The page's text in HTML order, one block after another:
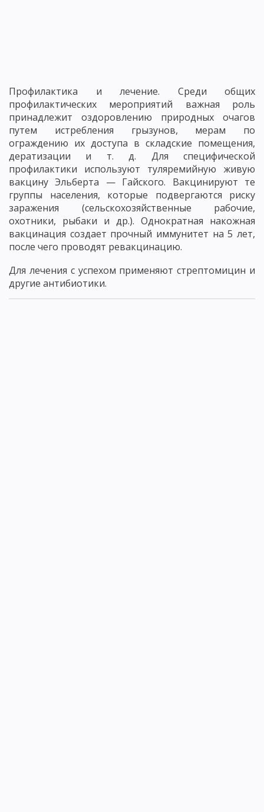
Профилактика и лечение. Среди общих
профилактических мероприятий важная роль
принадлежит оздоровлению природных очагов
путем истребления грызунов, мерам по
ограждению их доступа в складские помещения,
дератизации и т. д. Для специфической
профилактики используют туляремийную живую
вакцину Эльберта — Гайского. Вакцинируют те
группы населения, которые подвергаются риску
заражения (сельскохозяйственные рабочие,
охотники, рыбаки и др.). Однократная накожная
вакцинация создает прочный иммунитет на 5 лет,
после чего проводят ревакцинацию.
Для лечения с успехом применяют стрептомицин и
другие антибиотики.